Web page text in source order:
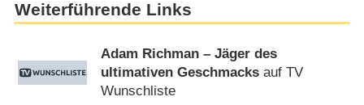
Weiterführende Links
Adam Richman – Jäger des
ultimativen Geschmacks auf TV
Wunschliste